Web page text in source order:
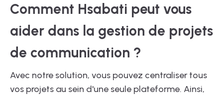
Comment Hsabati peut vous
aider dans la gestion de projets
de communication ?
Avec notre solution, vous pouvez centraliser tous
vos projets au sein d'une seule plateforme. Ainsi,